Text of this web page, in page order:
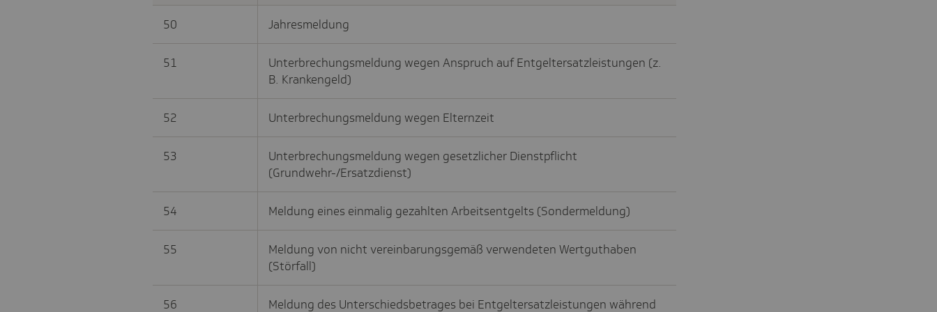
50 Jahresmeldung
51
Unterbrechungsmeldung wegen Anspruch auf Entgeltersatzleistungen (z.
B. Krankengeld)
52 Unterbrechungsmeldung wegen Elternzeit
53
Unterbrechungsmeldung wegen gesetzlicher Dienstpflicht
(Grundwehr-/Ersatzdienst)
54 Meldung eines einmalig gezahlten Arbeitsentgelts (Sondermeldung)
55
Meldung von nicht vereinbarungsgemäß verwendeten Wertguthaben
(Störfall)
56 Meldung des Unterschiedsbetrages bei Entgeltersatzleistungen während